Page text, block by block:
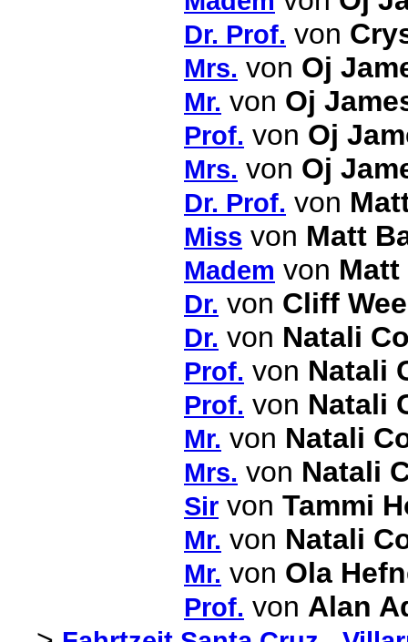
Dr. Prof. von
Mrs. von Oj
Mr. von Oj
Prof. von Oj
Mrs. von Oj
Dr. Prof. von
Miss von Matt
Madem von Matt
Dr. von Cliff
Dr. von Natali
Prof. von Natali
Prof. von Natali
Mr. von Natali
Mrs. von Natali
Sir von Tammi
Mr. von Natali
Mr. von Ola
Prof. von Alan